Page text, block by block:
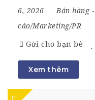
6, 2026
Bán hàng-
cáo/Marketing/PR
Gửi cho bạn bè
Xem thêm